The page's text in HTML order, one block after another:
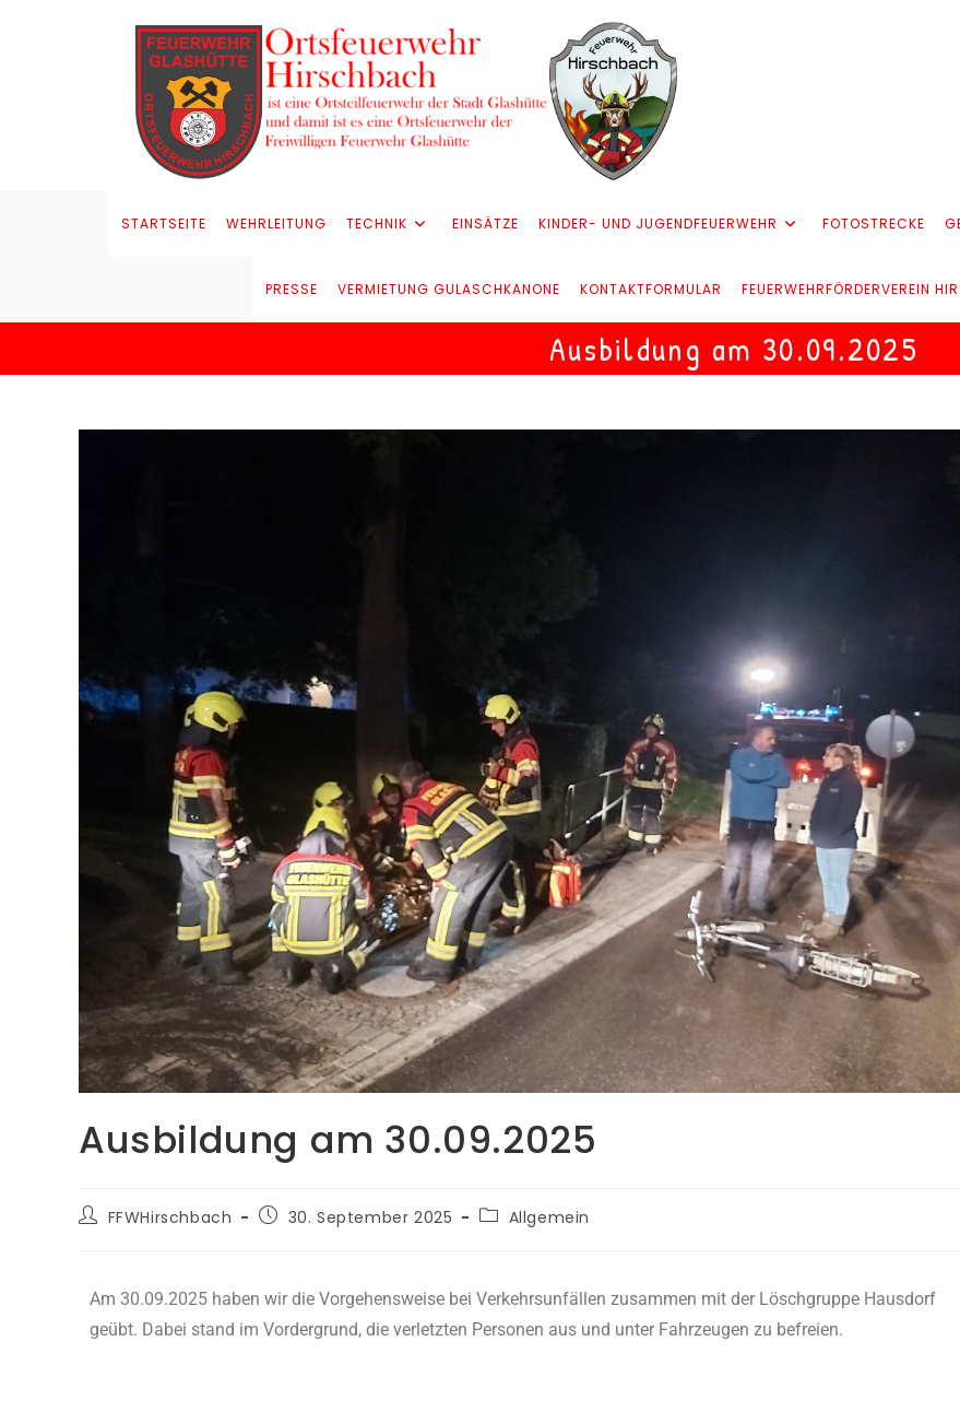
STARTSEITE WEHRLEITUNG TECHNIK EINSÄTZE KINDER- UND JUGENDFEUERWEHR FOTOSTRECKE
PRESSE VERMIETUNG GULASCHKANONE KONTAKTFORMULAR FEUERWEHRFÖRDERVEREIN
Ausbildung am 30.09.2025
Ausbildung am 30.09.2025
FFWHirschbach 30. September 2025 Allgemein
Am 30.09.2025 haben wir die Vorgehensweise bei Verkehrsunfällen zusammen mit der Löschgruppe Hausdorf
geübt. Dabei stand im Vordergrund, die verletzten Personen aus und unter Fahrzeugen zu befreien.